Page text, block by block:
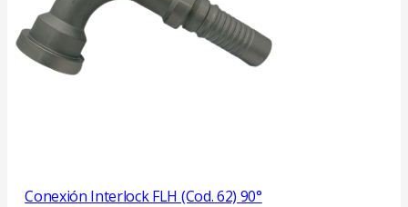
Conexión Interlock FLH (Cod. 62) 90°